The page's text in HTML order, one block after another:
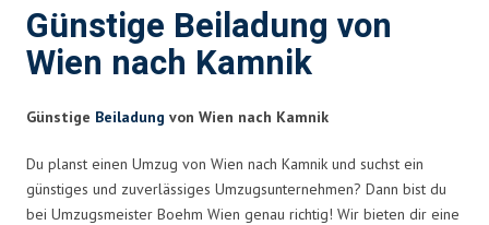
Günstige Beiladung von
Wien nach Kamnik
Günstige Beiladung von Wien nach Kamnik
Du planst einen Umzug von Wien nach Kamnik und suchst ein
günstiges und zuverlässiges Umzugsunternehmen? Dann bist du
bei Umzugsmeister Boehm Wien genau richtig! Wir bieten dir eine